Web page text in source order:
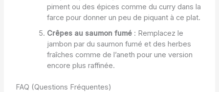
piment ou des épices comme du curry dans la
farce pour donner un peu de piquant à ce plat.
Crêpes au saumon fumé: Remplacez le
jambon par du saumon fumé et des herbes
fraîches comme de l’aneth pour une version
encore plus raffinée.
FAQ (Questions Fréquentes)